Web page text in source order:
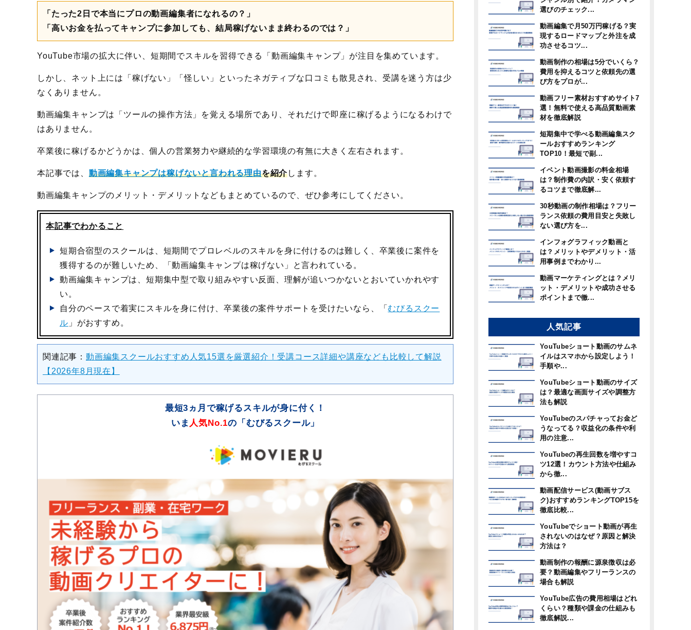
「たった2日で本当にプロの動画編集者になれるの？」
「高いお金を払ってキャンプに参加しても、結局稼げないまま終わるのでは？」
YouTube市場の拡大に伴い、短期間でスキルを習得できる「動画編集キャンプ」が注目を集めています。
しかし、ネット上には「稼げない」「怪しい」といったネガティブな口コミも散見され、受講を迷う方は少
なくありません。
動画編集キャンプは「ツールの操作方法」を覚える場所であり、それだけで即座に稼げるようになるわけで
はありません。
卒業後に稼げるかどうかは、個人の営業努力や継続的な学習環境の有無に大きく左右されます。
本記事では、 動画編集キャンプは稼げないと言われる理由を紹介します。
動画編集キャンプのメリット・デメリットなどもまとめているので、ぜひ参考にしてください。
本記事でわかること
短期合宿型のスクールは、短期間でプロレベルのスキルを身に付けるのは難しく、卒業後に案件を
獲得するのが難しいため、「動画編集キャンプは稼げない」と言われている。
動画編集キャンプは、短期集中型で取り組みやすい反面、理解が追いつかないとおいていかれやす
い。
自分のペースで着実にスキルを身に付け、卒業後の案件サポートを受けたいなら、「むびるスクー
ル 」がおすすめ。
関連記事： 動画編集スクールおすすめ人気15選を厳選紹介！受講コース詳細や講座なども比較して解説
【2026年8月現在】
最短3ヵ月で稼げるスキルが身に付く！
いま 人気No.1の「むびるスクール」
選びのチェック...
動画編集で月50万円稼げる？実
現するロードマップと外注を成
功させるコツ...
動画制作の相場は5分でいくら？
費用を抑えるコツと依頼先の選
び方をプロが...
動画フリー素材おすすめサイト7
選！無料で使える高品質動画素
材を徹底解説
短期集中で学べる動画編集スク
ールおすすめランキング
TOP10！最短で副...
イベント動画撮影の料金相場
は？制作費の内訳・安く依頼す
るコツまで徹底解...
30秒動画の制作相場は？フリー
ランス依頼の費用目安と失敗し
ない選び方を...
インフォグラフィック動画と
は？メリットやデメリット・活
用事例までわかり...
動画マーケティングとは？メリ
ット・デメリットや成功させる
ポイントまで徹...
人気記事
YouTubeショート動画のサムネ
イルはスマホから設定しよう！
手順や...
YouTubeショート動画のサイズ
は？最適な画面サイズや調整方
法も解説
YouTubeのスパチャってお金ど
うなってる？収益化の条件や利
用の注意...
YouTubeの再生回数を増やすコ
ツ12選！カウント方法や仕組み
から徹...
動画配信サービス(動画サブス
ク)おすすめランキングTOP15を
徹底比較...
YouTubeでショート動画が再生
されないのはなぜ？原因と解決
方法は？
動画制作の報酬に源泉徴収は必
要？動画編集やフリーランスの
場合も解説
YouTube広告の費用相場はどれ
くらい？種類や課金の仕組みも
徹底解説...